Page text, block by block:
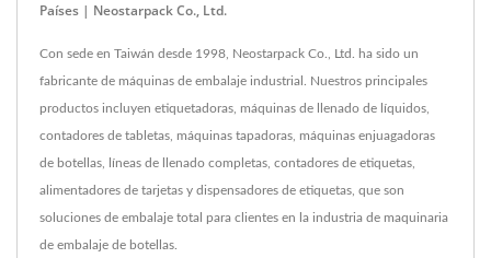
Países | Neostarpack Co., Ltd.
Con sede en Taiwán desde 1998, Neostarpack Co., Ltd. ha sido un
fabricante de máquinas de embalaje industrial. Nuestros principales
productos incluyen etiquetadoras, máquinas de llenado de líquidos,
contadores de tabletas, máquinas tapadoras, máquinas enjuagadoras
de botellas, líneas de llenado completas, contadores de etiquetas,
alimentadores de tarjetas y dispensadores de etiquetas, que son
soluciones de embalaje total para clientes en la industria de maquinaria
de embalaje de botellas.